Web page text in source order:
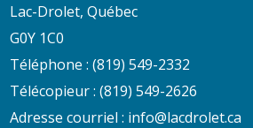
Lac-Drolet, Québec
G0Y 1C0
Téléphone :(819) 549-2332
Télécopieur : (819) 549-2626
Adresse courriel : info@lacdrolet.ca